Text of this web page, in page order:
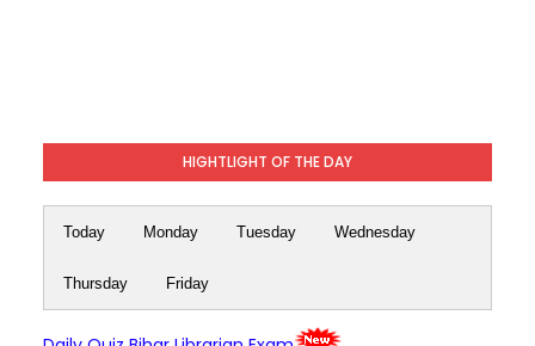
HIGHTLIGHT OF THE DAY
Today Monday Tuesday Wednesday
Thursday Friday